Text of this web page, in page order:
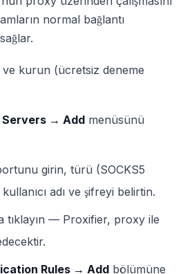
normal bağlantı
ve kurun (ücretsiz deneme
→ Add menüsünü
girin, türü (SOCKS5
adı ve şifreyi belirtin.
tıklayın — Proxifier, proxy ile
Rules → Add bölümüne